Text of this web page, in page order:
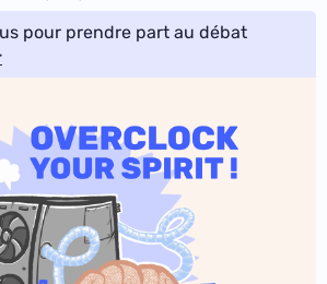
pour prendre part au débat